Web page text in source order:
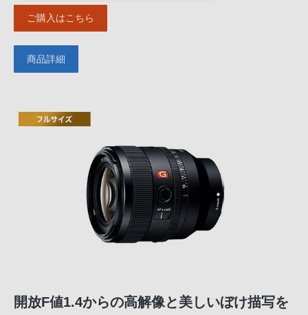
ご購入はこちら
商品詳細
開放F値1.4からの高解像と美しいぼけ描写を